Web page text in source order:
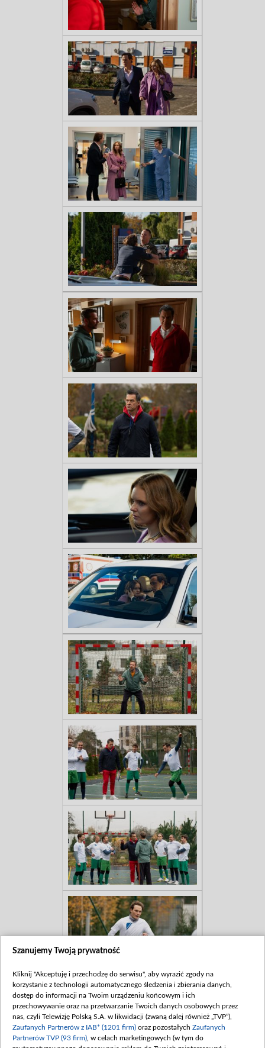
Szanujemy Twoją prywatność
Kliknij "Akceptuję i przechodzę do serwisu", aby wyrazić zgody na
korzystanie z technologii automatycznego śledzenia i zbierania danych,
dostęp do informacji na Twoim urządzeniu końcowym i ich
przechowywanie oraz na przetwarzanie Twoich danych osobowych przez
nas, czyli Telewizję Polską S.A. w likwidacji (zwaną dalej również „TVP”),
Zaufanych Partnerów z IAB* (1201 firm) oraz pozostałych Zaufanych
Partnerów TVP (93 firm) , w celach marketingowych (w tym do